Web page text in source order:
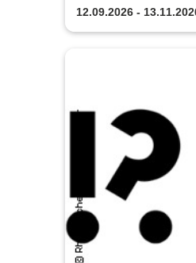
Neuss
Bühne
12.09.2026 -